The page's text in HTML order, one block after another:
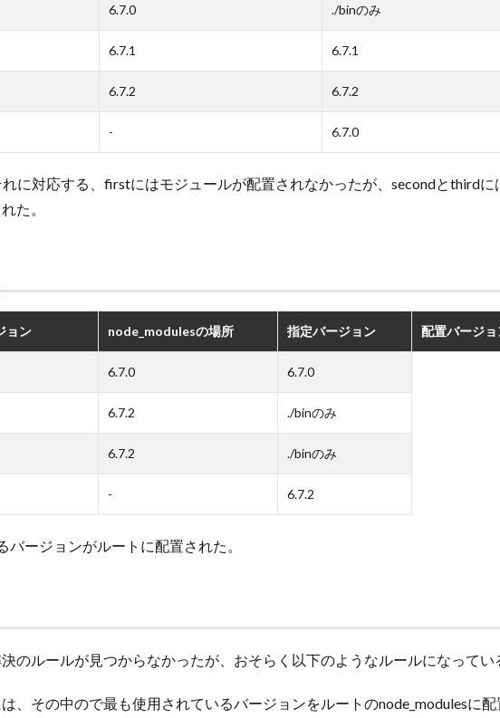
6.7.0 ./binのみ
6.7.1 6.7.1
6.7.2 6.7.2
- 6.7.0
に対応する、firstにはモジュールが配置されなかったが、secondとthirdに
た。
ョン node_modulesの場所 指定バージョン 配置バージョ
6.7.0 6.7.0
6.7.2 ./binのみ
6.7.2 ./binのみ
- 6.7.2
ージョンがルートに配置された。
のルールが見つからなかったが、おそらく以下のようなルールになってい
、その中ので最も使用されているバージョンをルートのnode_modulesに